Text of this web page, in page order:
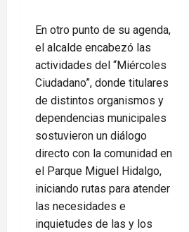
En otro punto de su agenda,
el alcalde encabezó las
actividades del “Miércoles
Ciudadano”, donde titulares
de distintos organismos y
dependencias municipales
sostuvieron un diálogo
directo con la comunidad en
el Parque Miguel Hidalgo,
iniciando rutas para atender
las necesidades e
inquietudes de las y los